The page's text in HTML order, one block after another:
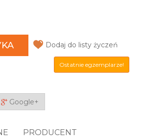
Dodaj do listy życzeń
Ostatnie egzemplarze!
Google+
PRODUCENT